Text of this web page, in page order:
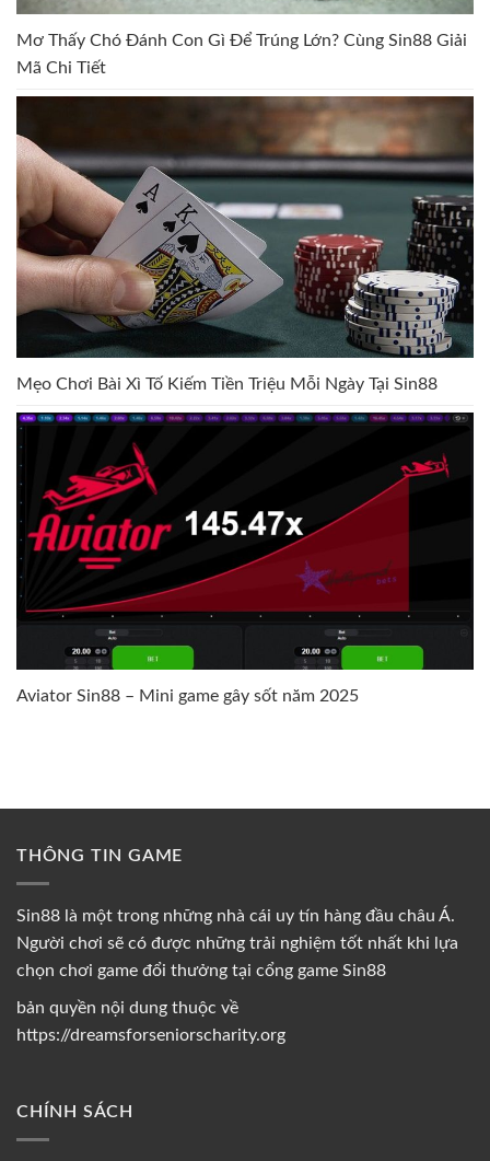
Mơ Thấy Chó Đánh Con Gì Để Trúng Lớn? Cùng Sin88 Giải
Mã Chi Tiết
Mẹo Chơi Bài Xì Tố Kiếm Tiền Triệu Mỗi Ngày Tại Sin88
Aviator Sin88 – Mini game gây sốt năm 2025
THÔNG TIN GAME
Sin88 là một trong những nhà cái uy tín hàng đầu châu Á.
Người chơi sẽ có được những trải nghiệm tốt nhất khi lựa
chọn chơi game đổi thưởng tại cổng game Sin88
bản quyền nội dung thuộc về
https://dreamsforseniorscharity.org
CHÍNH SÁCH